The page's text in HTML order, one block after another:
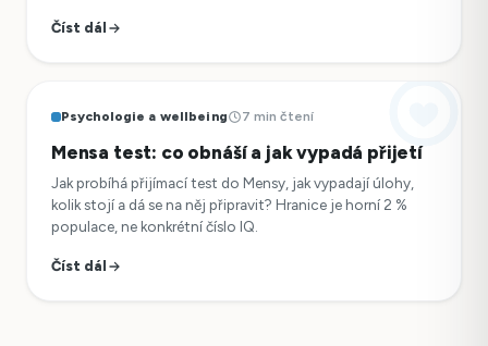
Číst dál
Psychologie a wellbeing 7 min čtení
Mensa test: co obnáší a jak vypadá přijetí
Jak probíhá přijímací test do Mensy, jak vypadají úlohy,
kolik stojí a dá se na něj připravit? Hranice je horní 2 %
populace, ne konkrétní číslo IQ.
Číst dál